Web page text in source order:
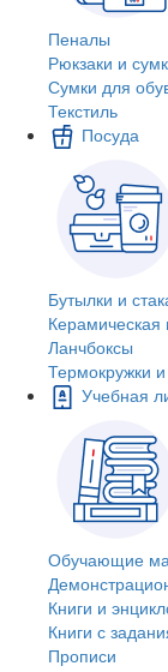
Пеналы
Рюкзаки и
Сумки для
Текстиль
Посуда
Бутылки и
Керамическая
Ланчбоксы
Термокружки
Учебная
Обучающие
Книги и
Книги с
Прописи